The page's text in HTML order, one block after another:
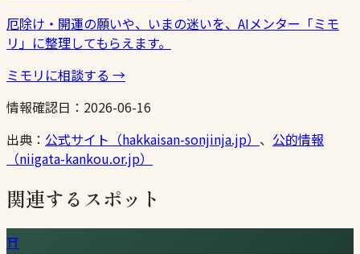
厄除け・開運の願いや、いまの迷いを、AIメンター「ミモ
リ」に整理してもらえます。
ミモリに相談する →
情報確認日： 2026-06-16
出典： 公式サイト（hakkaisan-sonjinja.jp） 、 公的情報
（niigata-kankou.or.jp）
関連するスポット
⛩